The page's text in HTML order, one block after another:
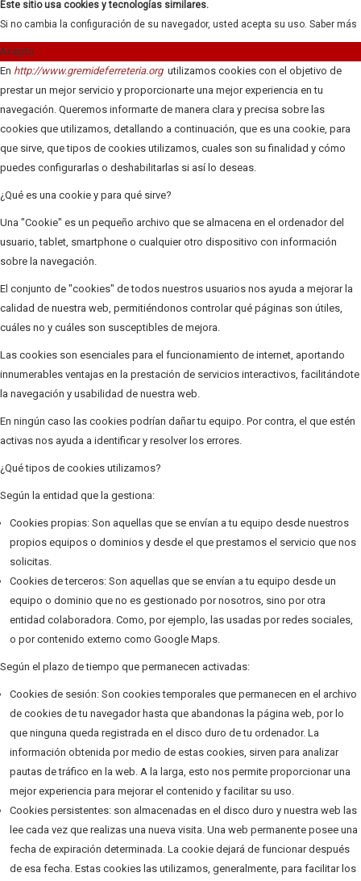
Este sitio usa cookies y tecnologías similares.
Si no cambia la configuración de su navegador, usted acepta su uso. Saber más
Acepto
En http://www.gremideferreteria.org utilizamos cookies con el objetivo de
prestar un mejor servicio y proporcionarte una mejor experiencia en tu
navegación. Queremos informarte de manera clara y precisa sobre las
cookies que utilizamos, detallando a continuación, que es una cookie, para
que sirve, que tipos de cookies utilizamos, cuales son su finalidad y cómo
puedes configurarlas o deshabilitarlas si así lo deseas.
¿Qué es una cookie y para qué sirve?
Una "Cookie" es un pequeño archivo que se almacena en el ordenador del
usuario, tablet, smartphone o cualquier otro dispositivo con información
sobre la navegación.
El conjunto de "cookies" de todos nuestros usuarios nos ayuda a mejorar la
calidad de nuestra web, permitiéndonos controlar qué páginas son útiles,
cuáles no y cuáles son susceptibles de mejora.
Las cookies son esenciales para el funcionamiento de internet, aportando
innumerables ventajas en la prestación de servicios interactivos, facilitándote
la navegación y usabilidad de nuestra web.
En ningún caso las cookies podrían dañar tu equipo. Por contra, el que estén
activas nos ayuda a identificar y resolver los errores.
¿Qué tipos de cookies utilizamos?
Según la entidad que la gestiona:
Cookies propias: Son aquellas que se envían a tu equipo desde nuestros
propios equipos o dominios y desde el que prestamos el servicio que nos
solicitas.
Cookies de terceros: Son aquellas que se envían a tu equipo desde un
equipo o dominio que no es gestionado por nosotros, sino por otra
entidad colaboradora. Como, por ejemplo, las usadas por redes sociales,
o por contenido externo como Google Maps.
Según el plazo de tiempo que permanecen activadas:
Cookies de sesión: Son cookies temporales que permanecen en el archivo
de cookies de tu navegador hasta que abandonas la página web, por lo
que ninguna queda registrada en el disco duro de tu ordenador. La
información obtenida por medio de estas cookies, sirven para analizar
pautas de tráfico en la web. A la larga, esto nos permite proporcionar una
mejor experiencia para mejorar el contenido y facilitar su uso.
Cookies persistentes: son almacenadas en el disco duro y nuestra web las
lee cada vez que realizas una nueva visita. Una web permanente posee una
fecha de expiración determinada. La cookie dejará de funcionar después
de esa fecha. Estas cookies las utilizamos, generalmente, para facilitar los